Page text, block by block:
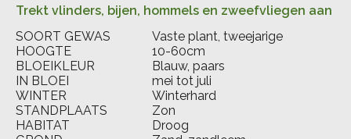
Trekt vlinders, bijen, hommels en zweefvliegen aan
SOORT GEWAS
Vaste plant, tweejarige
HOOGTE
10-60cm
BLOEIKLEUR
Blauw, paars
IN BLOEI
mei tot juli
WINTER
Winterhard
STANDPLAATS
Zon
HABITAT
Droog